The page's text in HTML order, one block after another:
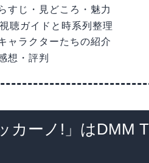
すじ・見どころ・魅力
聴ガイドと時系列整理
ャラクターたちの紹介
想・評判
カーノ!」はDMM